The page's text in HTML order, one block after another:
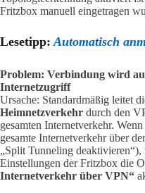
Fritzbox manuell eingetragen
Lesetipp: Automatisch
Problem: Verbindung wird
Internetzugriff
Ursache: Standardmäßig leitet
Heimnetzverkehr durch den
gesamten Internetverkehr.
gesamte Internetverkehr über
„Split Tunneling
Einstellungen der Fritzbox die
Internetverkehr über VPN“